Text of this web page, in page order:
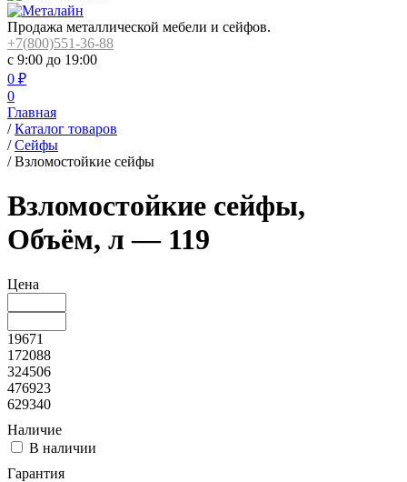
Продажа металлической мебели и сейфов.
+7(800)551-36-88
с 9:00 до 19:00
0 ₽
0
Главная
/ Каталог товаров
/ Сейфы
/ Взломостойкие сейфы
Взломостойкие сейфы,
Объём, л — 119
Цена
19671
172088
324506
476923
629340
Наличие
В наличии
Гарантия